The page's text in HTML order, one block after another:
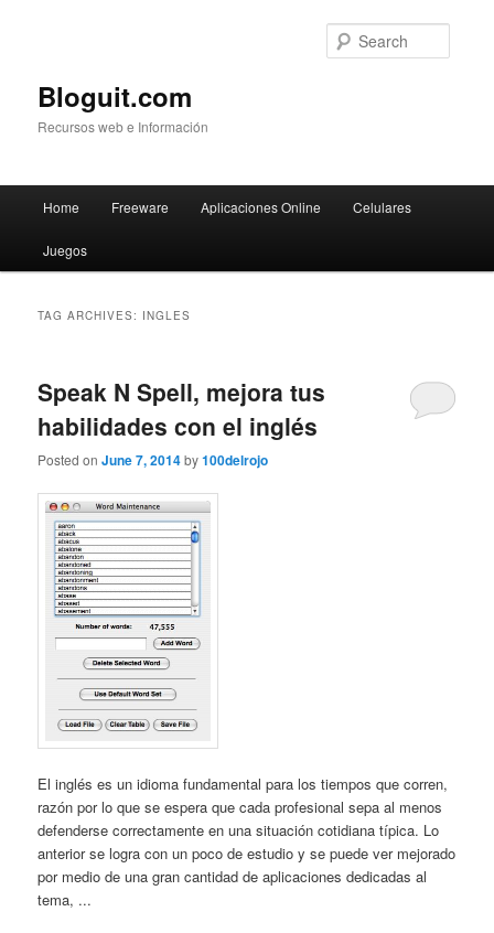
Bloguit.com
Recursos web e Información
Skip
to
Skip
to
Home Freeware Aplicaciones Online Celulares
Juegos
TAG ARCHIVES: INGLES
Speak N Spell, mejora tus
habilidades con el inglés
Posted onJune 7, 2014by100delrojo
El inglés es un idioma fundamental para los tiempos que corren,
razón por lo que se espera que cada profesional sepa al menos
defenderse correctamente en una situación cotidiana típica. Lo
anterior se logra con un poco de estudio y se puede ver mejorado
por medio de una gran cantidad de aplicaciones dedicadas al
tema, ...